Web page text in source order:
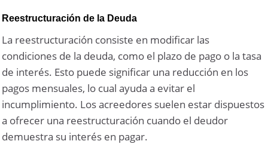
Reestructuración de la Deuda
La reestructuración consiste en modificar las
condiciones de la deuda, como el plazo de pago o la tasa
de interés. Esto puede significar una reducción en los
pagos mensuales, lo cual ayuda a evitar el
incumplimiento. Los acreedores suelen estar dispuestos
a ofrecer una reestructuración cuando el deudor
demuestra su interés en pagar.